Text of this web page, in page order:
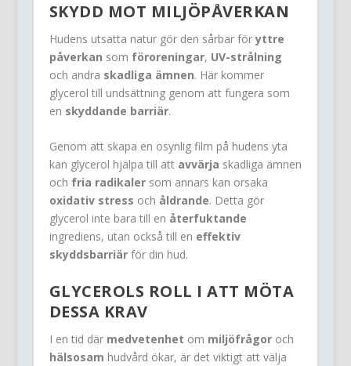
SKYDD MOT MILJÖPÅVERKAN
Hudens utsatta natur gör den sårbar föryttre
påverkan som föroreningar, UV-strålning
och andra skadliga ämnen. Här kommer
glycerol till undsättning genom att fungera som
en skyddande barriär.
Genom att skapa en osynlig film på hudens yta
kan glycerol hjälpa till att avvärja skadliga ämnen
och fria radikalersom annars kan orsaka
oxidativ stress och åldrande. Detta gör
glycerol inte bara till en återfuktande
ingrediens, utan också till en effektiv
skyddsbarriärför din hud.
GLYCEROLS ROLL I ATT MÖTA
DESSA KRAV
I en tid där medvetenhet om miljöfrågoroch
hälsosam hudvård ökar, är det viktigt att välja